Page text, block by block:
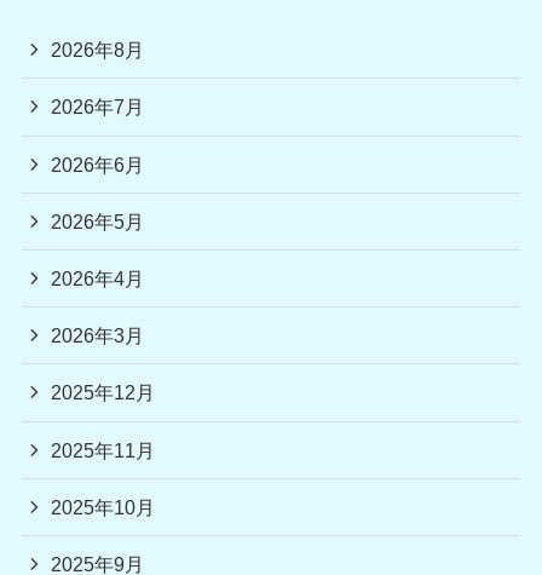
2026年8月
2026年7月
2026年6月
2026年5月
2026年4月
2026年3月
2025年12月
2025年11月
2025年10月
2025年9月